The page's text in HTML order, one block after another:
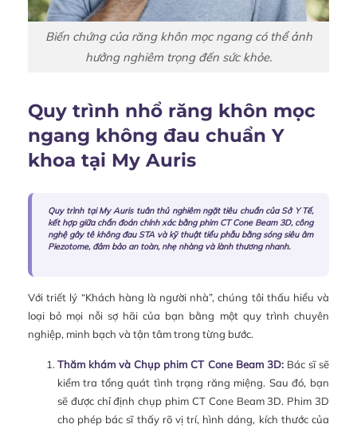
Biến chứng của răng khôn mọc ngang có thể ảnh
hưởng nghiêm trọng đến sức khỏe.
Quy trình nhổ răng khôn mọc
ngang không đau chuẩn Y
khoa tại My Auris
Quy trình tại My Auris tuân thủ nghiêm ngặt tiêu chuẩn của Sở Y Tế,
kết hợp giữa chẩn đoán chính xác bằng phim CT Cone Beam 3D, công
nghệ gây tê không đau STA và kỹ thuật tiểu phẫu bằng sóng siêu âm
Piezotome, đảm bảo an toàn, nhẹ nhàng và lành thương nhanh.
Với triết lý “Khách hàng là người nhà”, chúng tôi thấu hiểu và
loại bỏ mọi nỗi sợ hãi của bạn bằng một quy trình chuyên
nghiệp, minh bạch và tận tâm trong từng bước.
Thăm khám và Chụp phim CT Cone Beam 3D:Bác sĩ sẽ
kiểm tra tổng quát tình trạng răng miệng. Sau đó, bạn
sẽ được chỉ định chụp phim CT Cone Beam 3D. Phim 3D
cho phép bác sĩ thấy rõ vị trí, hình dáng, kích thước của